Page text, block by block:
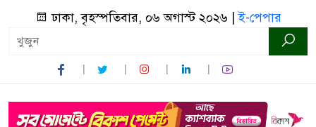
ঢাকা, বৃহস্পতিবার, ০৬ অগাস্ট ২০২৬ |ই-পেপার